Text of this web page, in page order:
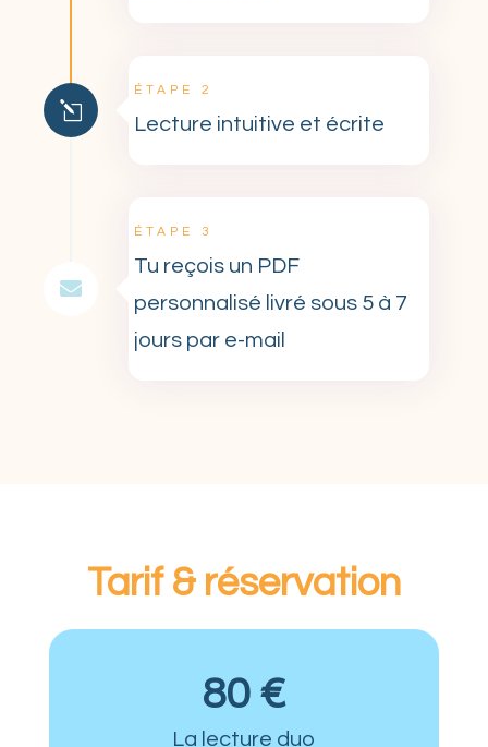
l
ÉTAPE 2
Lecture intuitive et écrite

ÉTAPE 3
Tu reçois un PDF
personnalisé livré sous 5 à 7
jours par e-mail
Tarif & réservation
80 €
La lecture duo